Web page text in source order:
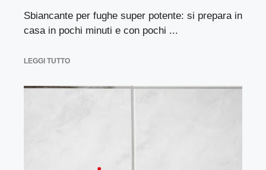
Sbiancante per fughe super potente: si prepara in
casa in pochi minuti e con pochi ...
LEGGI TUTTO